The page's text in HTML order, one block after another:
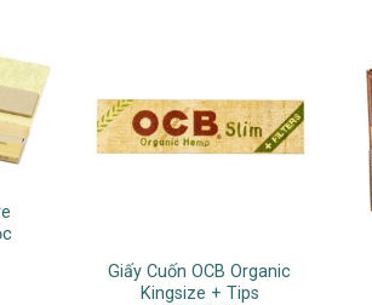
Giấy Cuốn OCB Organic
Kingsize + Tips